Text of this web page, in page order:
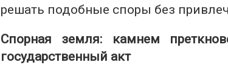
решать подобные споры без
Спорная земля: камнем
государственный акт